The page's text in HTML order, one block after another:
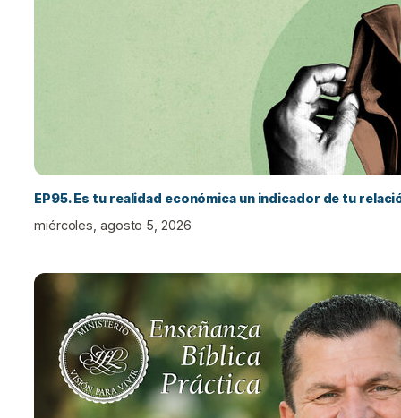
EP95. Es tu realidad económica un indicador de tu
miércoles, agosto 5, 2026